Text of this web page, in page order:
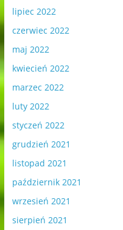
lipiec 2022
czerwiec 2022
maj 2022
kwiecień 2022
marzec 2022
luty 2022
styczeń 2022
grudzień 2021
listopad 2021
październik 2021
wrzesień 2021
sierpień 2021